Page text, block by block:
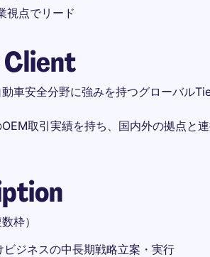
視点でリード
車安全分野に強みを持つグローバル
取引実績を持ち、国内外の拠点と
枠）
ビジネスの中長期戦略立案・実行